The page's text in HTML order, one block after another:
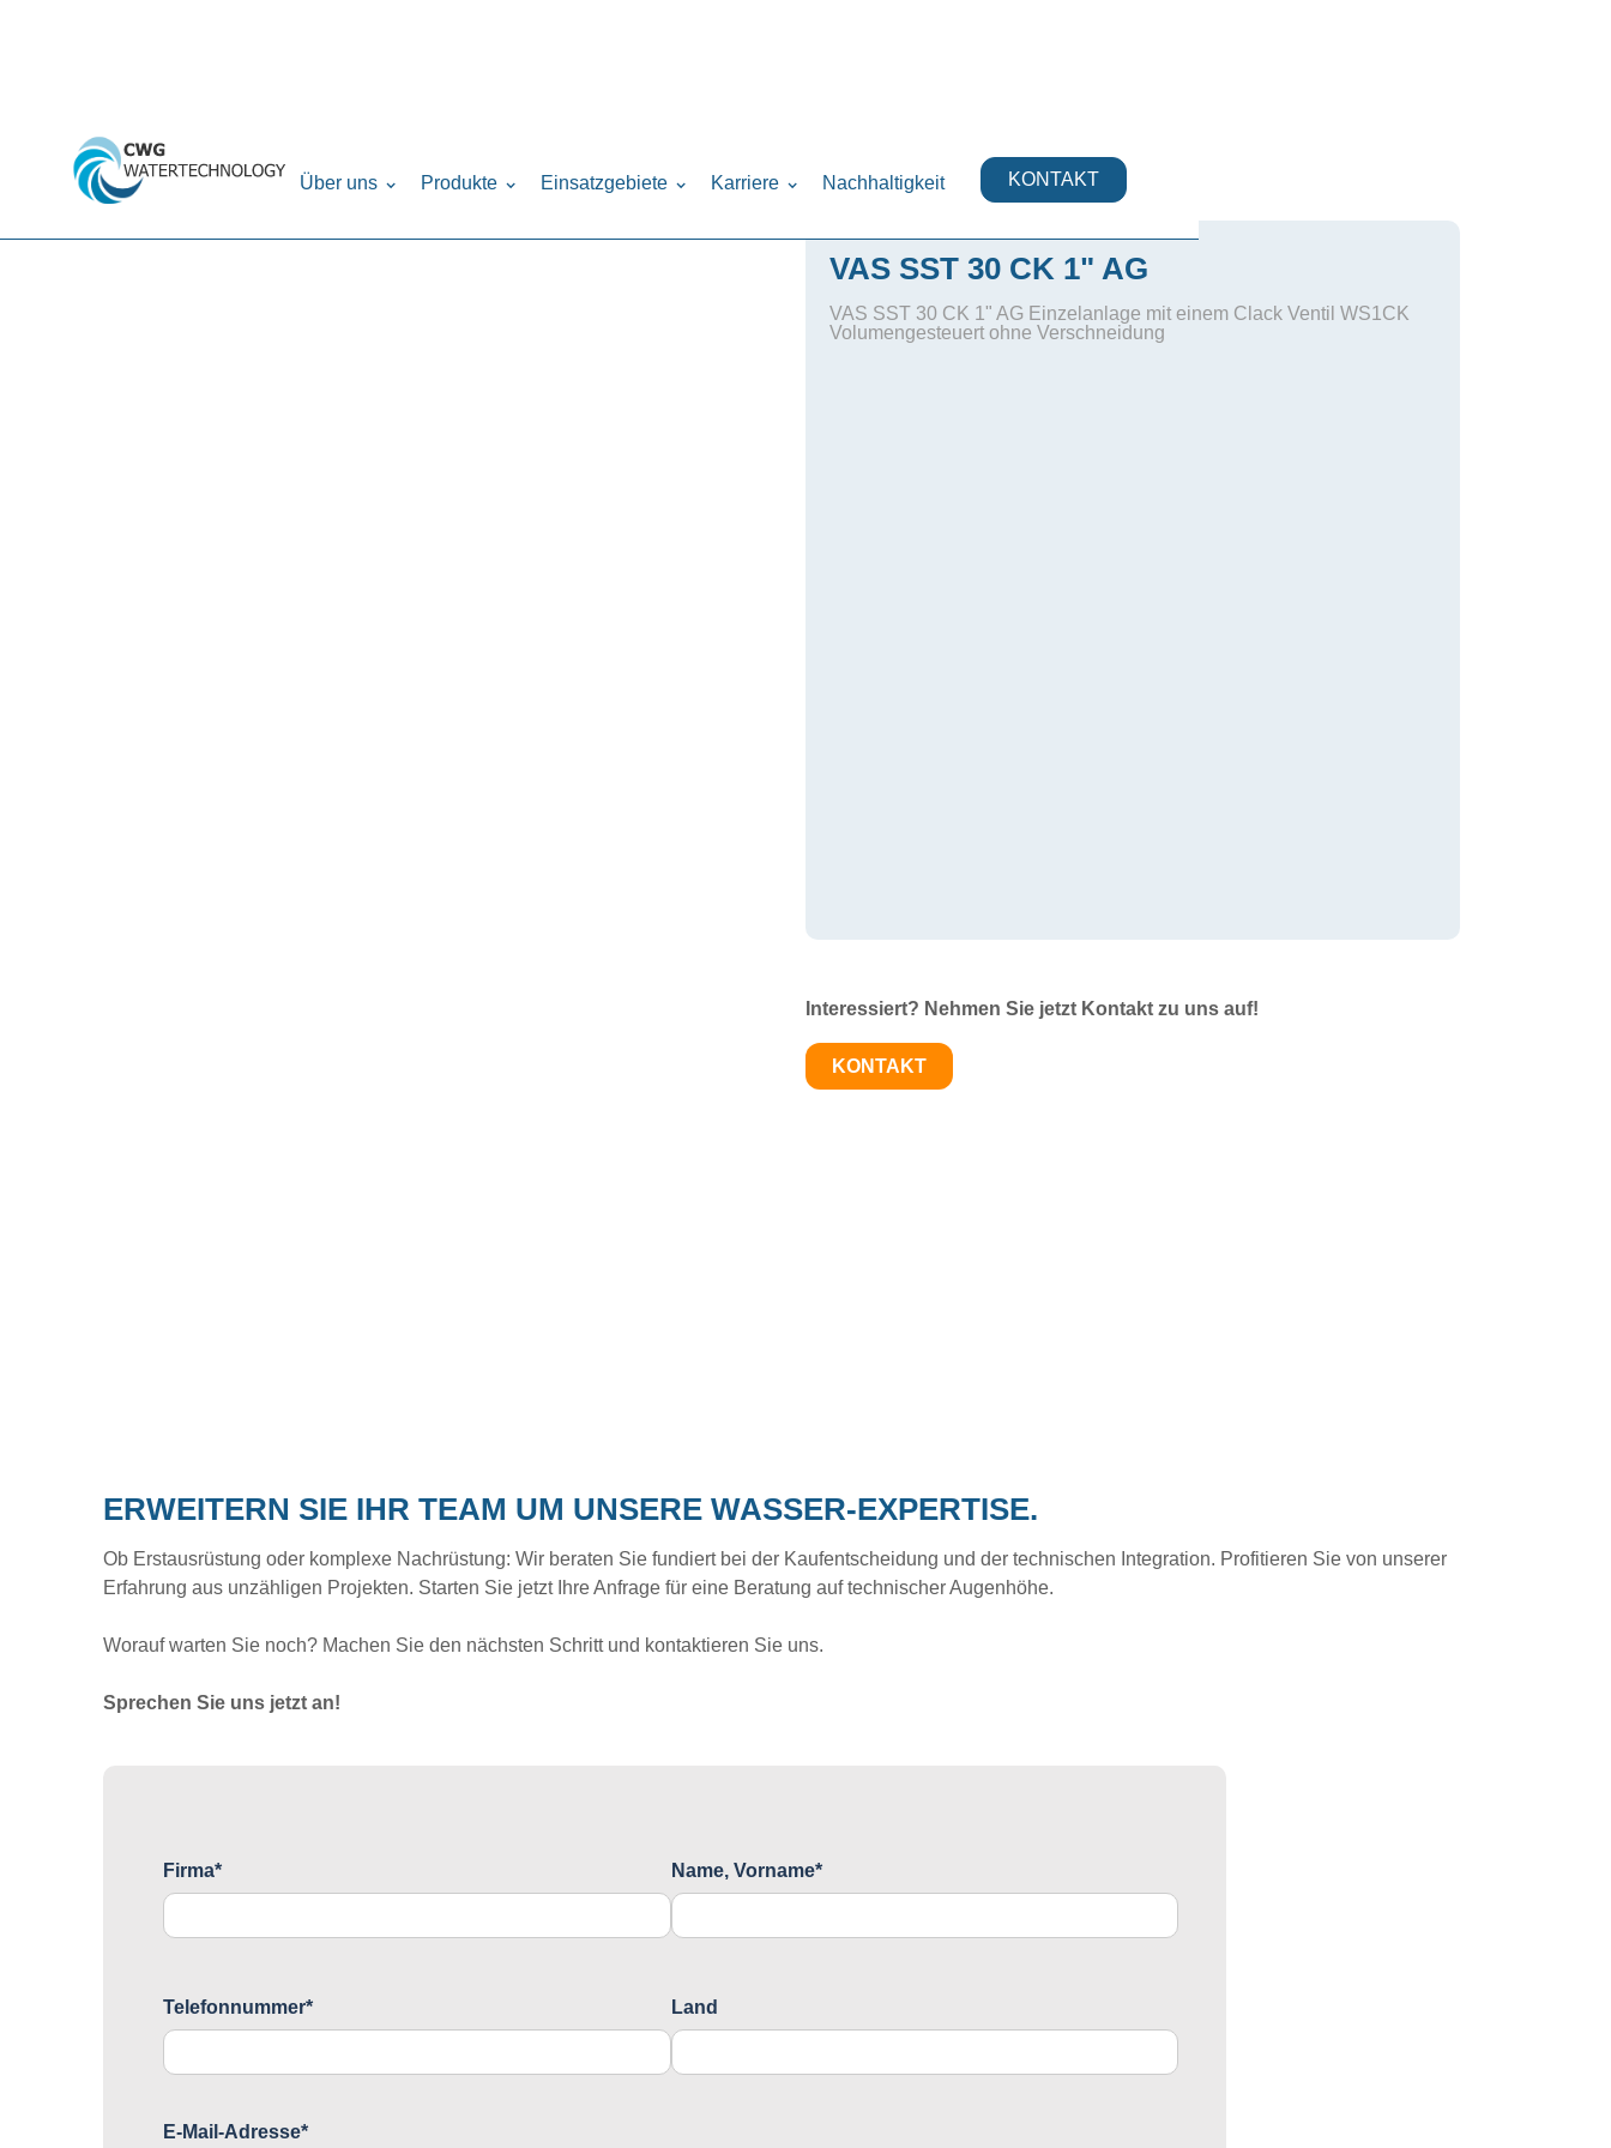
Über uns Produkte Einsatzgebiete Karriere Nachhaltigkeit KONTAKT
Home
VAS SST 30 CK 1" AG
VAS SST 30 CK 1" AG Einzelanlage mit einem Clack Ventil WS1CK
Volumengesteuert ohne Verschneidung
Interessiert? Nehmen Sie jetzt Kontakt zu uns auf!
KONTAKT
ERWEITERN SIE IHR TEAM UM UNSERE WASSER-EXPERTISE.
Ob Erstausrüstung oder komplexe Nachrüstung: Wir beraten Sie fundiert bei der Kaufentscheidung und der technischen Integration. Profitieren Sie von unserer
Erfahrung aus unzähligen Projekten. Starten Sie jetzt Ihre Anfrage für eine Beratung auf technischer Augenhöhe.
Worauf warten Sie noch? Machen Sie den nächsten Schritt und kontaktieren Sie uns.
Sprechen Sie uns jetzt an!
Firma* Name, Vorname*
Telefonnummer* Land
E-Mail-Adresse*